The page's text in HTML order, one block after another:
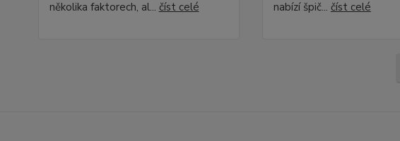
několika faktorech, al... číst celé
nabízí špič... číst celé